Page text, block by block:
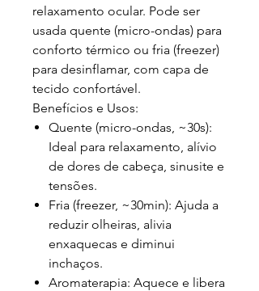
relaxamento ocular. Pode ser
usada quente (micro-ondas) para
conforto térmico ou fria (freezer)
para desinflamar, com capa de
tecido confortável.
Benefícios e Usos:
Quente (micro-ondas, ~30s):
Ideal para relaxamento, alívio
de dores de cabeça, sinusite e
tensões.
Fria (freezer, ~30min): Ajuda a
reduzir olheiras, alivia
enxaquecas e diminui
inchaços.
Aromaterapia: Aquece e libera